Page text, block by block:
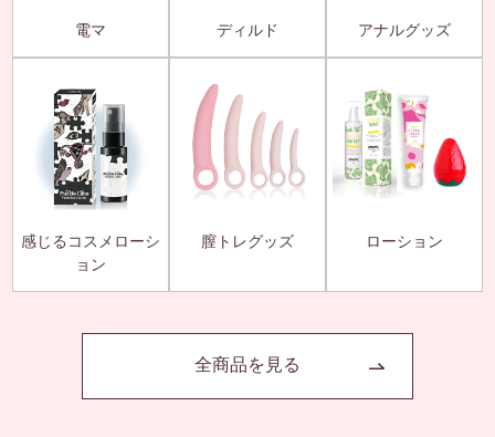
電マ ディルド アナルグッズ
感じるコスメローシ
ョン
膣トレグッズ ローション
全商品を見る